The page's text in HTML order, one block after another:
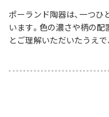
ポーランド陶器は、一つ
います。色の濃さや柄の
とご理解いただいたうえで